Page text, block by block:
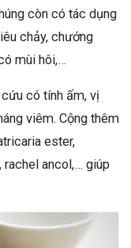
còn có tác dụng
chảy, chướng
mùi hôi,…
có tính ấm, vị
viêm. Cộng thêm
ester,
rachel ancol,… giúp